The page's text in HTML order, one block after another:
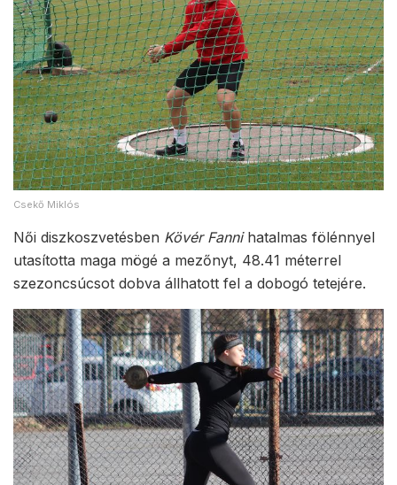
Csekő Miklós
Női diszkoszvetésben Kövér Fannihatalmas fölénnyel
utasította maga mögé a mezőnyt, 48.41 méterrel
szezoncsúcsot dobva állhatott fel a dobogó tetejére.